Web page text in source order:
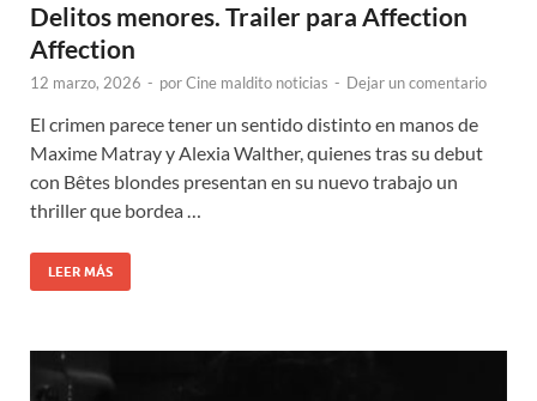
Delitos menores. Trailer para Affection
Affection
12 marzo, 2026 - porCine maldito noticias - Dejar un comentario
El crimen parece tener un sentido distinto en manos de
Maxime Matray y Alexia Walther, quienes tras su debut
con Bêtes blondes presentan en su nuevo trabajo un
thriller que bordea …
LEER MÁS